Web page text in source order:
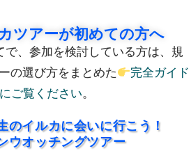
ツアーが初めての方へ
で、参加を検討している方は、規
の選び方をまとめた
完全ガイド
ご覧ください。
のイルカに会いに行こう！
ウオッチングツアー